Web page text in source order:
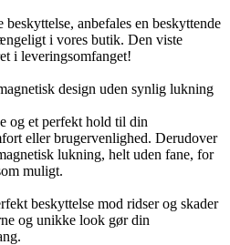
anbefales en beskyttende
i vores butik. Den viste
i leveringsomfanget!
design uden synlig lukning
og et perfekt hold til din
eller brugervenlighed. Derudover
lukning, helt uden fane, for
muligt.
beskyttelse mod ridser og skader
og unikke look gør din